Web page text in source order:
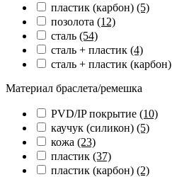
пластик (карбон) (5)
позолота (12)
сталь (54)
сталь + пластик (4)
сталь + пластик (карбон)
Материал браслета/ремешка
PVD/IP покрытие (10)
каучук (силикон) (5)
кожа (23)
пластик (37)
пластик (карбон) (2)